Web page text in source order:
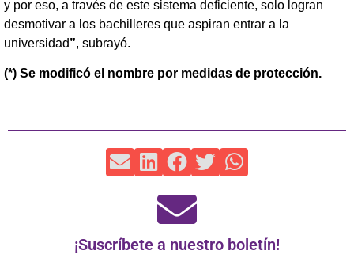
y por eso, a través de este sistema deficiente, solo logran
desmotivar a los bachilleres que aspiran entrar a la
universidad”, subrayó.
(*) Se modificó el nombre por medidas de protección.
¡Suscríbete a nuestro boletín!